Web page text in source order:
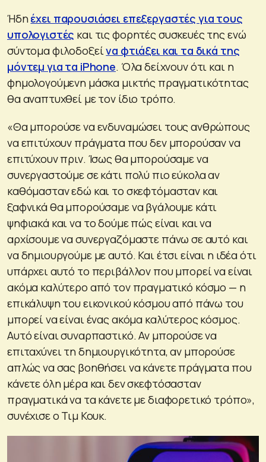
Ήδηέχει παρουσιάσει επεξεργαστές για τους
υπολογιστές και τις φορητές συσκευές της ενώ
σύντομα φιλοδοξείνα φτιάξει και τα δικά της
μόντεμ για τα iPhone. Όλα δείχνουν ότι και η
φημολογούμενη μάσκα μικτής πραγματικότητας
θα αναπτυχθεί με τον ίδιο τρόπο.
«Θα μπορούσε να ενδυναμώσει τους ανθρώπους
να επιτύχουν πράγματα που δεν μπορούσαν να
επιτύχουν πριν. Ίσως θα μπορούσαμε να
συνεργαστούμε σε κάτι πολύ πιο εύκολα αν
καθόμασταν εδώ και το σκεφτόμασταν και
ξαφνικά θα μπορούσαμε να βγάλουμε κάτι
ψηφιακά και να το δούμε πώς είναι και να
αρχίσουμε να συνεργαζόμαστε πάνω σε αυτό και
να δημιουργούμε με αυτό. Και έτσι είναι η ιδέα ότι
υπάρχει αυτό το περιβάλλον που μπορεί να είναι
ακόμα καλύτερο από τον πραγματικό κόσμο — η
επικάλυψη του εικονικού κόσμου από πάνω του
μπορεί να είναι ένας ακόμα καλύτερος κόσμος.
Αυτό είναι συναρπαστικό. Αν μπορούσε να
επιταχύνει τη δημιουργικότητα, αν μπορούσε
απλώς να σας βοηθήσει να κάνετε πράγματα που
κάνετε όλη μέρα και δεν σκεφτόσασταν
πραγματικά να τα κάνετε με διαφορετικό τρόπο»,
συνέχισε ο Τιμ Κουκ.